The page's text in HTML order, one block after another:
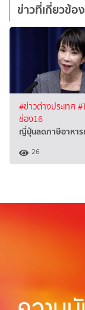
ข่าวที่เกี่ยวข้อง
#ข่าวต่างประเทศ
ช่อง16
ญี่ปุ่นลดภาษีอาหาร
26